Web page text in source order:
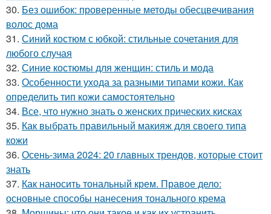
30. Без ошибок: проверенные методы обесцвечивания
волос дома
31. Синий костюм с юбкой: стильные сочетания для
любого случая
32. Синие костюмы для женщин: стиль и мода
33. Особенности ухода за разными типами кожи. Как
определить тип кожи самостоятельно
34. Все, что нужно знать о женских прических кисках
35. Как выбрать правильный макияж для своего типа
кожи
36. Осень-зима 2024: 20 главных трендов, которые стоит
знать
37. Как наносить тональный крем. Правое дело:
основные способы нанесения тонального крема